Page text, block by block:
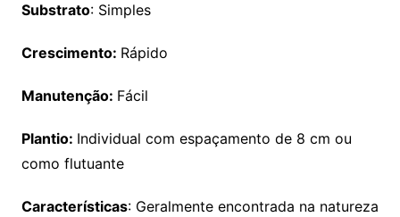
Substrato: Simples
Crescimento: Rápido
Manutenção: Fácil
Plantio: Individual com espaçamento de 8 cm ou
como flutuante
Características: Geralmente encontrada na natureza